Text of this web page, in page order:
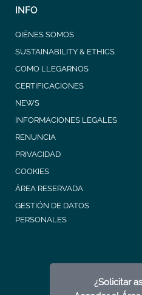
INFO
QIÉNES SOMOS
SUSTAINABILITY & ETHICS
COMO LLEGARNOS
CERTIFICACIONES
NEWS
INFORMACIONES LEGALES
RENUNCIA
PRIVACIDAD
COOKIES
ÁREA RESERVADA
GESTIÓN DE DATOS
PERSONALES
¿Solicitar